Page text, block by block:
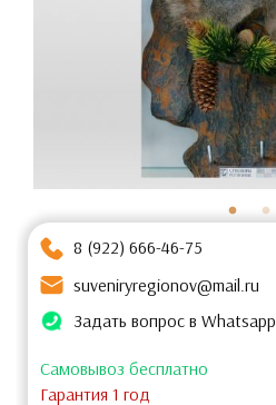
8 (922) 666-46-75
suveniryregionov@mail.ru
Задать вопрос в Whatsapp
Самовывоз бесплатно
Гарантия 1 год